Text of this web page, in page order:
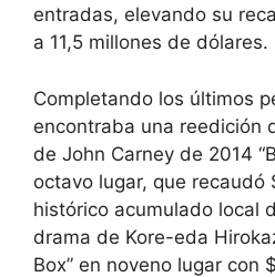
entradas, elevando su
a 11,5 millones de dólares.
Completando los últimos
encontraba una reedición
de John Carney de 2014
octavo lugar, que recaudó
histórico acumulado local
drama de Kore-eda
Box” en noveno lugar con